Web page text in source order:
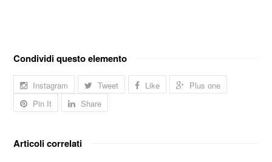
Condividi questo elemento
Instagram Tweet Like
Plus one
Pin It
Share
Articoli correlati